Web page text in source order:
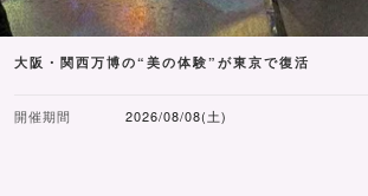
大阪・関西万博の“美の体験”が東京で復活
開催期間 2026/08/08(土)